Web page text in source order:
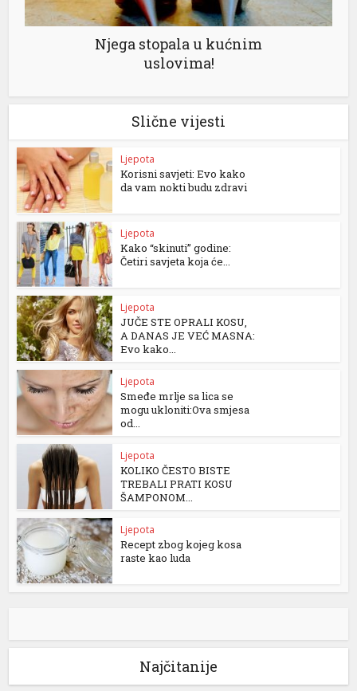
Njega stopala u kućnim
uslovima!
Slične vijesti
Ljepota
Korisni savjeti: Evo kako
da vam nokti budu zdravi
Ljepota
Kako “skinuti” godine:
Četiri savjeta koja će...
Ljepota
JUČE STE OPRALI KOSU,
A DANAS JE VEĆ MASNA:
Evo kako...
Ljepota
Smeđe mrlje sa lica se
mogu ukloniti:Ova smjesa
od...
Ljepota
KOLIKO ČESTO BISTE
TREBALI PRATI KOSU
ŠAMPONOM...
Ljepota
Recept zbog kojeg kosa
raste kao luda
Najčitanije